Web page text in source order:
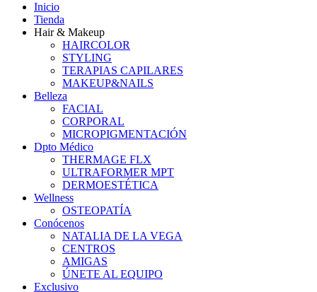
Inicio
Tienda
Hair & Makeup
HAIRCOLOR
STYLING
TERAPIAS CAPILARES
MAKEUP&NAILS
Belleza
FACIAL
CORPORAL
MICROPIGMENTACIÓN
Dpto Médico
THERMAGE FLX
ULTRAFORMER MPT
DERMOESTÉTICA
Wellness
OSTEOPATÍA
Conócenos
NATALIA DE LA VEGA
CENTROS
AMIGAS
ÚNETE AL EQUIPO
Exclusivo